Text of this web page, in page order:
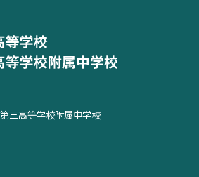
三高等学校附属中学校